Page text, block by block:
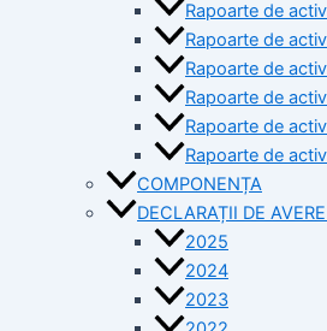
Rapoarte de
Rapoarte de
Rapoarte de
Rapoarte de
Rapoarte de
Rapoarte de
COMPONENȚA
DECLARAȚII DE
2025
2024
2023